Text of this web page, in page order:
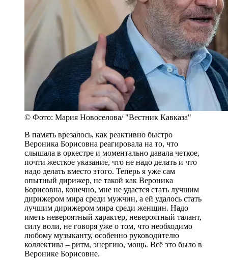
© Фото: Мария Новоселова/ "Вестник Кавказа"
В память врезалось, как реактивно быстро
Вероника Борисовна реагировала на то, что
слышала в оркестре и моментально давала четкое,
почти жесткое указание, что не надо делать и что
надо делать вместо этого. Теперь я уже сам
опытный дирижер, не такой как Вероника
Борисовна, конечно, мне не удастся стать лучшим
дирижером мира среди мужчин, а ей удалось стать
лучшим дирижером мира среди женщин. Надо
иметь невероятный характер, невероятный талант,
силу воли, не говоря уже о том, что необходимо
любому музыканту, особенно руководителю
коллектива – ритм, энергию, мощь. Всё это было в
Веронике Борисовне.